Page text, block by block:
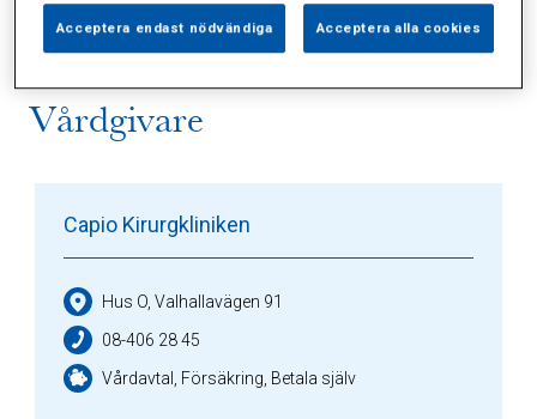
Vårdgivare
Capio Kirurgkliniken
Hus O, Valhallavägen 91
08-406 28 45
Vårdavtal, Försäkring, Betala själv
Acceptera endast nödvändiga Acceptera alla cookies